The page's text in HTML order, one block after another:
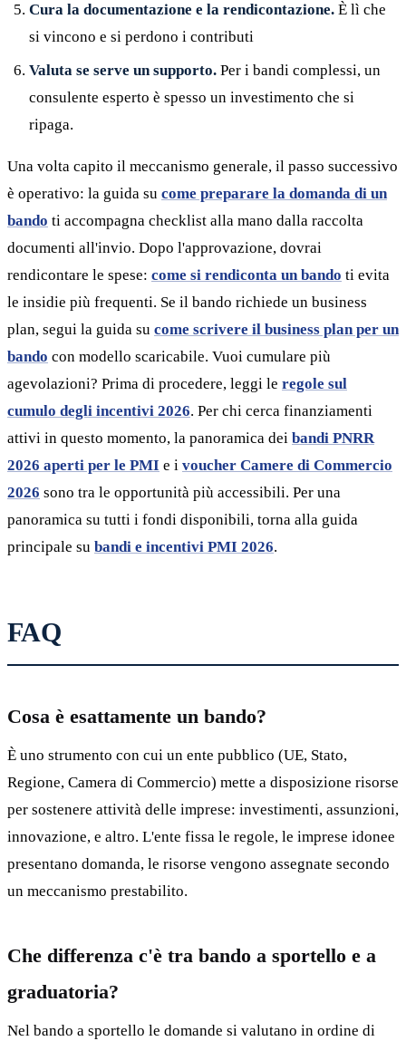
Cura la documentazione e la rendicontazione. È lì che
si vincono e si perdono i contributi
Valuta se serve un supporto. Per i bandi complessi, un
consulente esperto è spesso un investimento che si
ripaga.
Una volta capito il meccanismo generale, il passo successivo
è operativo: la guida su come preparare la domanda di un
bando ti accompagna checklist alla mano dalla raccolta
documenti all'invio. Dopo l'approvazione, dovrai
rendicontare le spese: come si rendiconta un bando ti evita
le insidie più frequenti. Se il bando richiede un business
plan, segui la guida su come scrivere il business plan per un
bando con modello scaricabile. Vuoi cumulare più
agevolazioni? Prima di procedere, leggi le regole sul
cumulo degli incentivi 2026. Per chi cerca finanziamenti
attivi in questo momento, la panoramica dei bandi PNRR
2026 aperti per le PMI e i voucher Camere di Commercio
2026 sono tra le opportunità più accessibili. Per una
panoramica su tutti i fondi disponibili, torna alla guida
principale su bandi e incentivi PMI 2026.
FAQ
Cosa è esattamente un bando?
È uno strumento con cui un ente pubblico (UE, Stato,
Regione, Camera di Commercio) mette a disposizione risorse
per sostenere attività delle imprese: investimenti, assunzioni,
innovazione, e altro. L'ente fissa le regole, le imprese idonee
presentano domanda, le risorse vengono assegnate secondo
un meccanismo prestabilito.
Che differenza c'è tra bando a sportello e a
graduatoria?
Nel bando a sportello le domande si valutano in ordine di